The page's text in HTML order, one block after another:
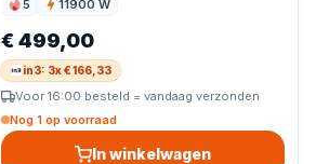
5
Kookzones11900 W
Vermogen
€ 499,00
in3: 3x € 166,33
Voor 16:00 besteld = vandaag verzonden
Nog 1 op voorraad
In winkelwagen